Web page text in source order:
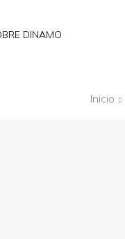
DINAMO
Inicio